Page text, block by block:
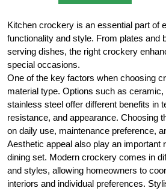
Kitchen crockery is an essential part of
functionality and style. From plates and
serving dishes, the right crockery
special occasions.
One of the key factors when choosing
material type. Options such as
stainless steel offer different benefits in
resistance, and appearance. Choosing
on daily use, maintenance preference,
Aesthetic appeal also play an important
dining set. Modern crockery comes in
and styles, allowing homeowners to
interiors and individual preferences.